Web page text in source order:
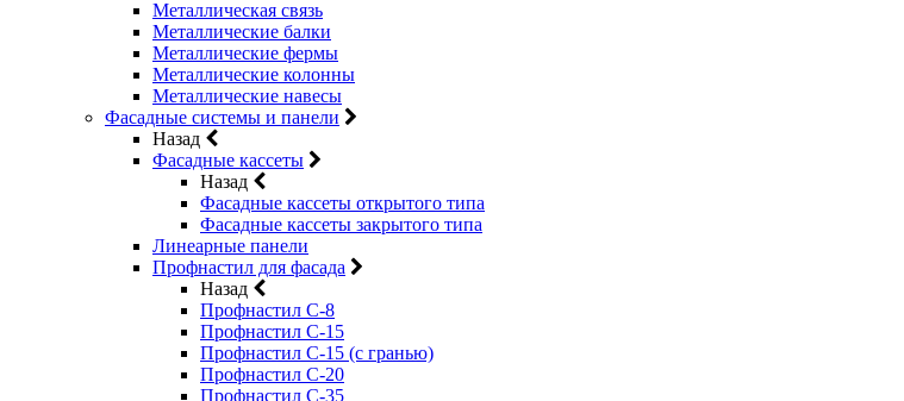
Металлическая связь
Металлические балки
Металлические фермы
Металлические колонны
Металлические навесы
Фасадные системы и панели
Назад
Фасадные кассеты
Назад
Фасадные кассеты открытого типа
Фасадные кассеты закрытого типа
Линеарные панели
Профнастил для фасада
Назад
Профнастил С-8
Профнастил С-15
Профнастил С-15 (с гранью)
Профнастил С-20
Профнастил С-35